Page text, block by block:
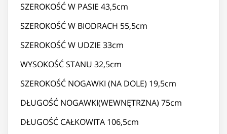
SZEROKOŚĆ W PASIE 43,5cm
SZEROKOŚĆ W BIODRACH 55,5cm
SZEROKOŚĆ W UDZIE 33cm
WYSOKOŚĆ STANU 32,5cm
SZEROKOŚĆ NOGAWKI (NA DOLE) 19,5cm
DŁUGOŚĆ NOGAWKI(WEWNĘTRZNA) 75cm
DŁUGOŚĆ CAŁKOWITA 106,5cm